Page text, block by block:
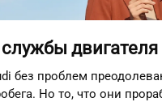
двигателя
без проблем
Но то, что они